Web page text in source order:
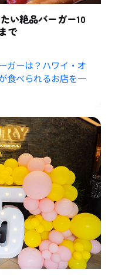
い絶品バーガー10
で
ガーは？ハワイ・オ
食べられるお店を一